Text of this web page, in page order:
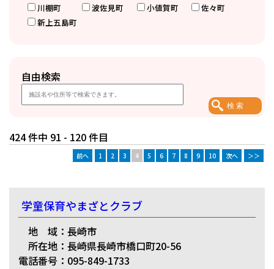
川棚町
波佐見町 小値賀町
佐々町
新上五島町
自由検索
424 件中 91 - 120 件目
前へ 1 2 3 4 5 6 7 8 9 10 次へ ＞＞
学童保育やまざとクラブ
地 域：長崎市
所在地：長崎県長崎市橋口町20-56
電話番号：095-849-1733